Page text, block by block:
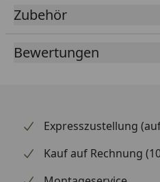
Technische Daten
Dichte
ca. 1,08
Geruch
Zubehör
Bewertungen
Expresszustellung
Kauf auf Rechnung